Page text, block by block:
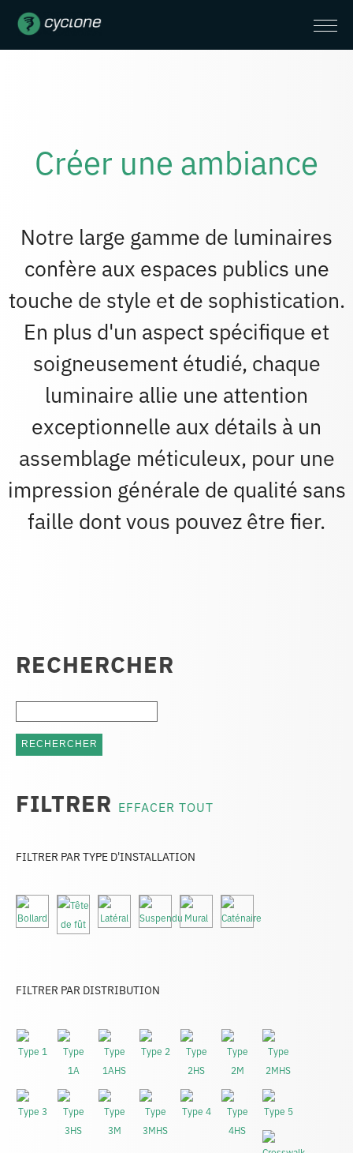
Créer une ambiance
Notre large gamme de luminaires
confère aux espaces publics une
touche de style et de sophistication.
En plus d'un aspect spécifique et
soigneusement étudié, chaque
luminaire allie une attention
exceptionnelle aux détails à un
assemblage méticuleux, pour une
impression générale de qualité sans
faille dont vous pouvez être fier.
RECHERCHER
FILTRER EFFACER TOUT
FILTRER PAR TYPE D'INSTALLATION
FILTRER PAR DISTRIBUTION